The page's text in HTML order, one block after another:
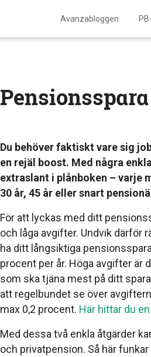
Avanzabloggen
Du behöver faktiskt vare sig
en rejäl boost. Med några
extraslant i plånboken – varje
30 år, 45 år eller snart
För att lyckas med ditt
och låga avgifter. Undvik därför
ha ditt långsiktiga
procent per år. Höga avgifter är
som ska tjäna mest på ditt
att regelbundet se över
max 0,2 procent. Här hittar du
Med dessa två enkla åtgärder
och privatpension. Så här